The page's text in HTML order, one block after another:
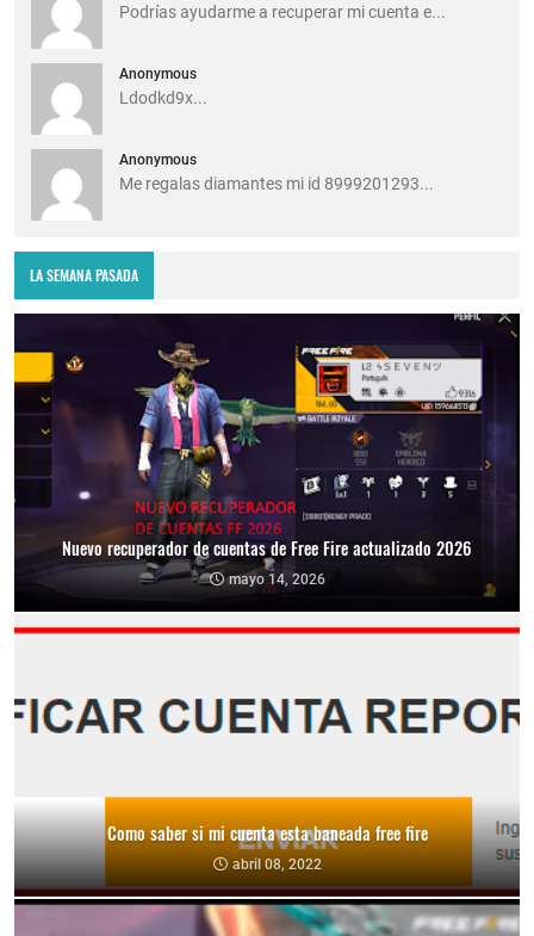
Podrías ayudarme a recuperar mi cuenta e...
Anonymous
Ldodkd9x...
Anonymous
Me regalas diamantes mi id 8999201293...
LA SEMANA PASADA
Nuevo recuperador de cuentas de Free Fire actualizado 2026
mayo 14, 2026
Como saber si mi cuenta esta baneada free fire
abril 08, 2022